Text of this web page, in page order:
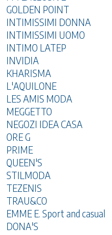
GOLDEN POINT
INTIMISSIMI DONNA
INTIMISSIMI UOMO
INTIMO LATEP
INVIDIA
KHARISMA
L'AQUILONE
LES AMIS MODA
MEGGETTO
NEGOZI IDEA CASA
ORE G
PRIME
QUEEN'S
STILMODA
TEZENIS
TRAU&CO
EMME E. Sport and casual
DONA'S